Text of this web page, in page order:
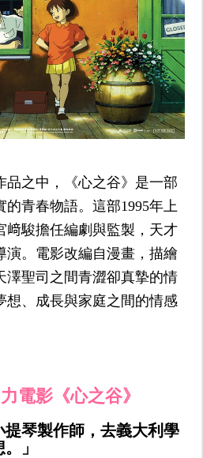
品之中，《心之谷》是一部
的青春物語。這部1995年上
﨑駿擔任編劇與監製，天才
演。電影改編自漫畫，描繪
澤聖司之間青澀卻真摯的情
想、成長與家庭之間的情感
電影《心之谷》
提琴製作師，去義大利學
」